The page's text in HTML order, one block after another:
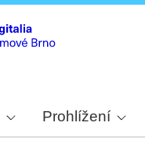
Prohlížení